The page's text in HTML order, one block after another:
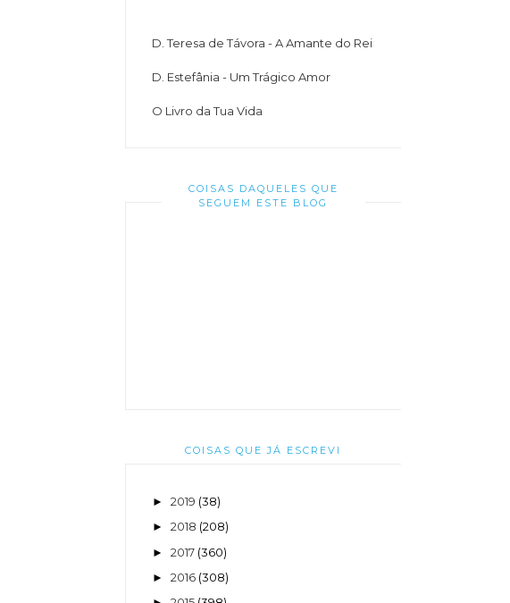
D. Teresa de Távora - A Amante do Rei
D. Estefânia - Um Trágico Amor
O Livro da Tua Vida
COISAS DAQUELES QUE
SEGUEM ESTE BLOG
COISAS QUE JÁ ESCREVI
► 2019 (38)
► 2018 (208)
► 2017 (360)
► 2016 (308)